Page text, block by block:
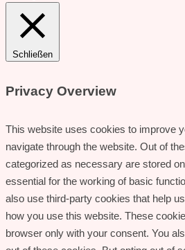
Schließen
Privacy Overview
This website uses cookies to improve
navigate through the website. Out of
categorized as necessary are stored
essential for the working of basic
also use third-party cookies that help
how you use this website. These
browser only with your consent. You